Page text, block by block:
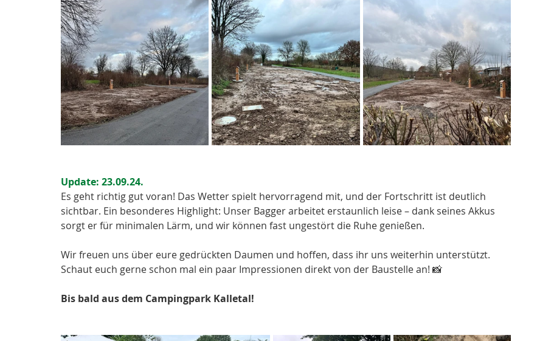
Update: 23.09.24.
Es geht richtig gut voran! Das Wetter spielt hervorragend mit, und der Fortschritt ist deutlich
sichtbar. Ein besonderes Highlight: Unser Bagger arbeitet erstaunlich leise – dank seines Akkus
sorgt er für minimalen Lärm, und wir können fast ungestört die Ruhe genießen.
Wir freuen uns über eure gedrückten Daumen und hoffen, dass ihr uns weiterhin unterstützt.
Schaut euch gerne schon mal ein paar Impressionen direkt von der Baustelle an! 📸
Bis bald aus dem Campingpark Kalletal!